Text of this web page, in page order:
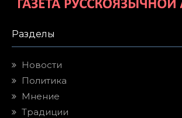
Разделы
Новости
Политика
Мнение
Традиции